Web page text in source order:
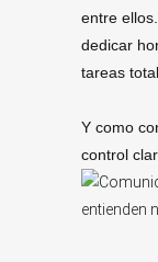
entre
dedicar
tareas
Y como
control